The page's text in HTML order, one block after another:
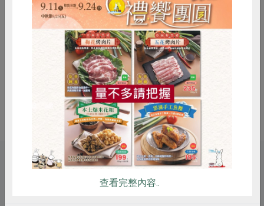
保存條件 陰涼乾燥處未開封可保存240天
產品說明
使用合作社指定原料(以*表示)製成傳
統米點心，可直接食用或搭配飲品、
湯品食用
注意事項
1、開封後，請儘速食用完畢 2、避免
高溫、潮濕及陽光直射處
關鍵字
RPET 食譜 減硝酸鹽
雞蛋 食安 共同購買
查看完整內容..